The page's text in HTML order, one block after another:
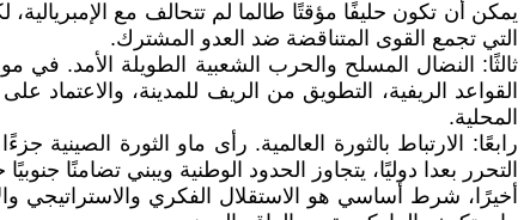
يمكن أن تكون حليفًا مؤقتًا طالما لم تتحالف مع
التي تجمع القوى المتناقضة ضد العدو المشترك.
ثالثًا: النضال المسلح والحرب الشعبية الطويلة الأمد.
القواعد الريفية، التطويق من الريف للمدينة، والاعتماد
المحلية.
التحرر بعدا دوليًا، يتجاوز الحدود الوطنية ويبني تضامنًا جنوبيًا
أخيرًا، شرط أساسي هو الاستقلال الفكري والاستراتيجي